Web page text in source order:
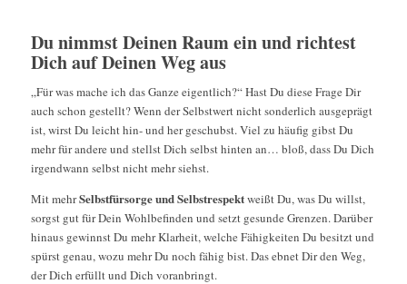
Du nimmst Deinen Raum ein und richtest
Dich auf Deinen Weg aus
„Für was mache ich das Ganze eigentlich?“ Hast Du diese Frage Dir
auch schon gestellt? Wenn der Selbstwert nicht sonderlich ausgeprägt
ist, wirst Du leicht hin- und her geschubst. Viel zu häufig gibst Du
mehr für andere und stellst Dich selbst hinten an… bloß, dass Du Dich
irgendwann selbst nicht mehr siehst.
Mit mehrSelbstfürsorge und Selbstrespektweißt Du, was Du willst,
sorgst gut für Dein Wohlbefinden und setzt gesunde Grenzen. Darüber
hinaus gewinnst Du mehr Klarheit, welche Fähigkeiten Du besitzt und
spürst genau, wozu mehr Du noch fähig bist. Das ebnet Dir den Weg,
der Dich erfüllt und Dich voranbringt.